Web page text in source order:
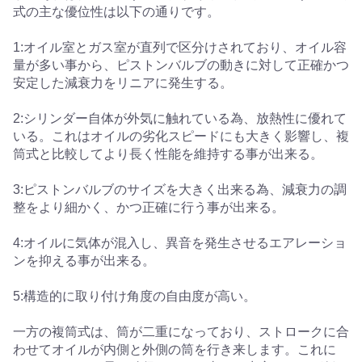
式の主な優位性は以下の通りです。
1:オイル室とガス室が直列で区分けされており、オイル容
量が多い事から、ピストンバルブの動きに対して正確かつ
安定した減衰力をリニアに発生する。
2:シリンダー自体が外気に触れている為、放熱性に優れて
いる。これはオイルの劣化スピードにも大きく影響し、複
筒式と比較してより長く性能を維持する事が出来る。
3:ピストンバルブのサイズを大きく出来る為、減衰力の調
整をより細かく、かつ正確に行う事が出来る。
4:オイルに気体が混入し、異音を発生させるエアレーショ
ンを抑える事が出来る。
5:構造的に取り付け角度の自由度が高い。
一方の複筒式は、筒が二重になっており、ストロークに合
わせてオイルが内側と外側の筒を行き来します。これに